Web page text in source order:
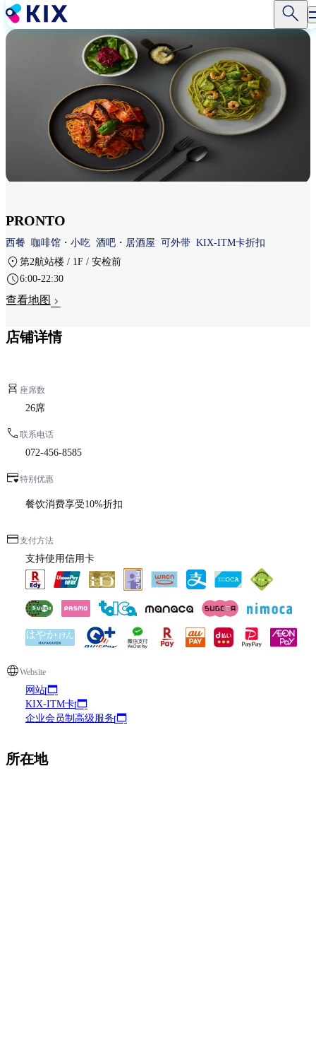
跳
转
到
PRONTO
西餐 咖啡馆・小吃 酒吧・居酒屋 可外带 KIX-ITM卡折扣
第2航站楼 / 1F / 安检前
6:00-22:30
查看地图
店铺详情
座席数
26席
联系电话
072-456-8585
特别优惠
餐饮消费享受10%折扣
支付方法
支持使用信用卡
Website
网站
KIX-ITM卡
企业会员制高级服务
所在地